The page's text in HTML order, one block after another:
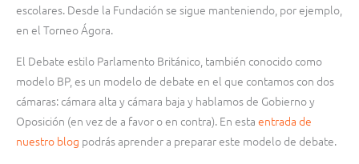
escolares. Desde la Fundación se sigue manteniendo, por ejemplo,
en el Torneo Ágora.
El Debate estilo Parlamento Británico, también conocido como
modelo BP, es un modelo de debate en el que contamos con dos
cámaras: cámara alta y cámara baja y hablamos de Gobierno y
Oposición (en vez de a favor o en contra). En esta entrada de
nuestro blog podrás aprender a preparar este modelo de debate.